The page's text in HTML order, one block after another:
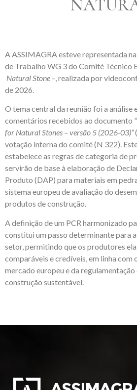
A ASSIMAGRA esteve representada
de Trabalho WG 3 do Comité Técnico
Natural Stone –, realizada por
de 2026.
O tema central da reunião foi a análise
comentários recebidos ao documento
for Natural Stones – versão 5 (2026-03)”
votação interna do comité (N 322).
estabelece as regras de categoria de
servirão de base à elaboração de
Produto (DAP) para materiais em
sistema europeu de avaliação do
produtos de construção.
A definição de um PCR harmonizado
constitui um passo determinante para
setor, permitindo que os produtores
comparáveis e credíveis, em linha com
mercado europeu e da
construção sustentável.